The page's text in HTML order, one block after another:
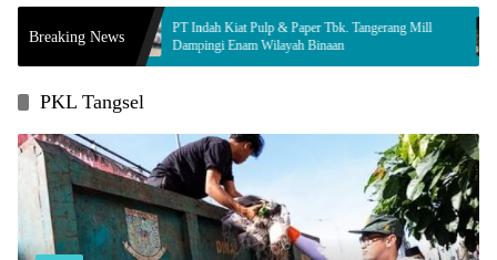
Breaking News
PT Indah Kiat Pulp & Paper Tbk. Tangerang Mill
Dampingi Enam Wilayah Binaan
PKL Tangsel